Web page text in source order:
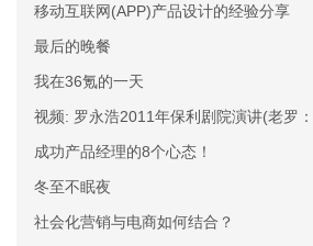
移动互联网(APP)产品设计的经验分享
最后的晚餐
我在36氪的一天
视频: 罗永浩2011年保利剧院演讲(老罗
成功产品经理的8个心态！
冬至不眠夜
社会化营销与电商如何结合？